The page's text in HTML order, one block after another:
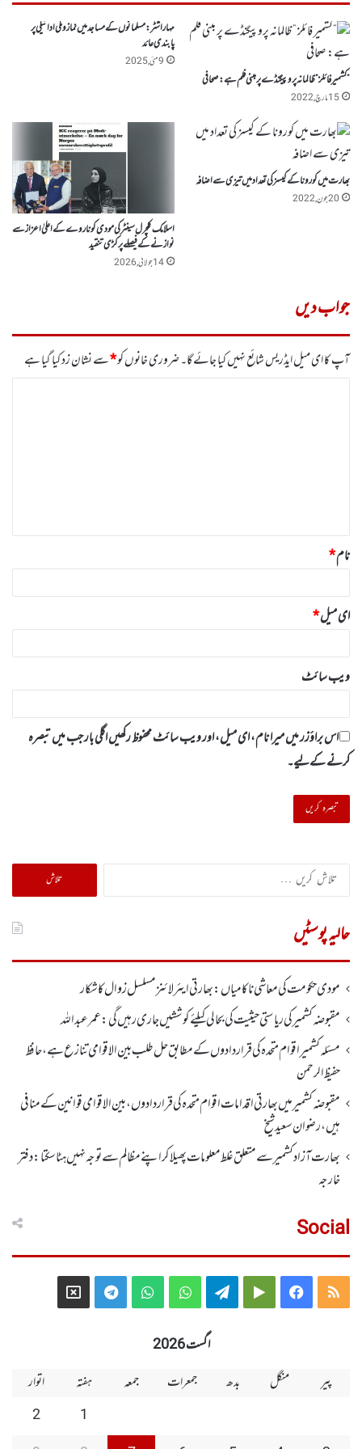
”کشمیر فائلز ”ظالمانہ پروپیگنڈے پر مبنی فلم ہے: صحافی
15 مارچ, 2022
مہاراشٹر: مسلمانوں کے مساجد میں نمازوںکی ادائیگی پر
پابندی عائد
9 مئی, 2025
بھارت میں کورونا کے کیسز کی تعداد میں تیزی سے اضافہ
20 جون, 2022
اسلامک کلچرل سینٹر کی مودی کو ناروے کے اعلیٰ اعزاز سے
نوازنے کے فیصلے پر کڑی تنقید
14 جولائی, 2026
جواب دیں
آپ کا ای میل ایڈریس شائع نہیں کیا جائے گا۔ضروری خانوں کو*سے نشان زد کیا گیا ہے
نام*
ای میل*
ویب‌ سائٹ
اس براؤزر میں میرا نام، ای میل، اور ویب سائٹ محفوظ رکھیں اگلی بار جب میں تبصرہ
کرنے کےلیے۔
تلاش
کریں
حالیہ پوسٹیں
مودی حکومت کی معاشی ناکامیاں: بھارتی ایئرلائنز مسلسل زوال کا شکار
مقبوضہ کشمیر کی ریاستی حیثیت کی بحالی کیلئے کوششیں جاری رہیں گی: عمر عبداللہ
مسئلہ کشمیر اقوام متحدہ کی قراردادوں کے مطابق حل طلب بین الاقوامی تنازع ہے، حافظ
حفیظ الرحمن
مقبوضہ کشمیر میں بھارتی اقدامات اقوام متحدہ کی قراردادوں، بین الاقوامی قوانین کے منافی
ہیں،رضوان سعید شیخ
بھارت آزاد کشمیر سے متعلق غلط معلومات پھیلا کر اپنے مظالم سے توجہ نہیں ہٹا سکتا: دفتر
خارجہ
Social
RSS
Facebook
Google
Telegram
WhatsApp
WhatsApp
Telegram
X
اگست 2026
پیر
منگل بدھ جمعرات جمعہ ہفتہ
اتوار
1
2